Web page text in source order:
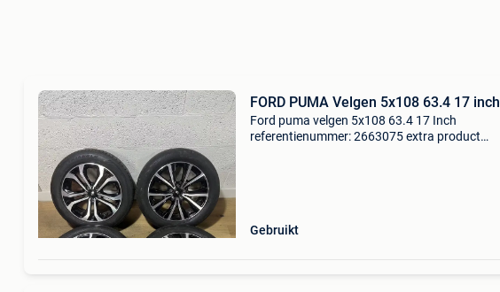
FORD PUMA Velgen 5x108 63.4 17 inch
Ford puma velgen 5x108 63.4 17 Inch
referentienummer: 2663075 extra product
Gebruikt